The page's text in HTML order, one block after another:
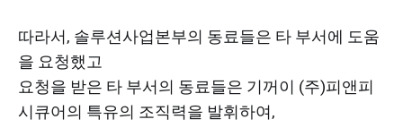
따라서, 솔루션사업본부의 동료들은 타 부서에 도움
을 요청했고
요청을 받은 타 부서의 동료들은 기꺼이 (주)피앤피
시큐어의 특유의 조직력을 발휘하여,